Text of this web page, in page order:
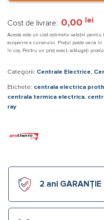
Cost de livrare: 0,00 lei
Acesta este un cost estimativ valabil
acoperire a curierului. Prețul poate varia în
în coș. Pentru un preț exact, adăugați
Categorii: Centrale Electrice,
Etichete: centrala electrica
centrala termica electrica,
ray
2 ani GARANȚIE